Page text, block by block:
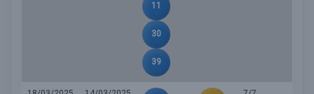
11
30
39